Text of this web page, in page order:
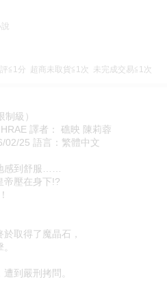
≦1分 超商未取貨≦1次 未完成交易≦1次
級）
譯者： 礁映 陳莉蓉
02/25 語言：繁體中文
感到舒服……
壓在身下!?
取得了魔晶石，
到嚴刑拷問。